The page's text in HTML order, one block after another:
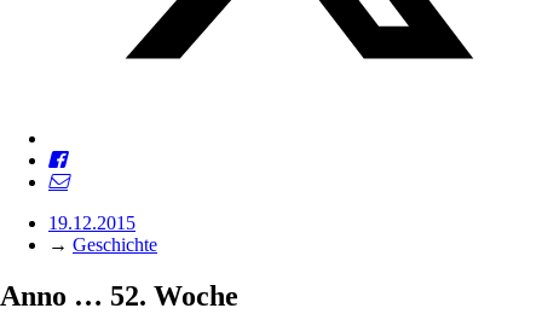
19.12.2015
→ Geschichte
Anno … 52. Woche